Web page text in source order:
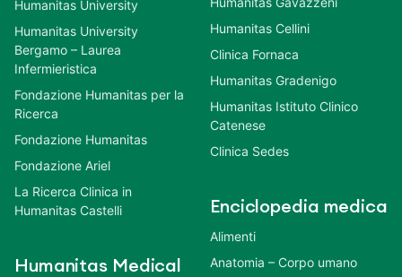
Humanitas University
Humanitas University
Bergamo – Laurea
Infermieristica
Fondazione Humanitas per la
Ricerca
Fondazione Humanitas
Fondazione Ariel
La Ricerca Clinica in
Humanitas Castelli
Humanitas Medical
Humanitas Cellini
Clinica Fornaca
Humanitas Gradenigo
Humanitas Istituto Clinico
Catenese
Clinica Sedes
Enciclopedia medica
Alimenti
Anatomia – Corpo umano